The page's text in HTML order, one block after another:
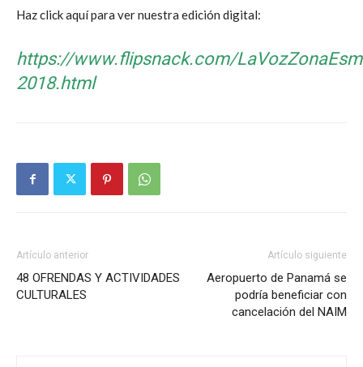
Haz click aquí para ver nuestra edición digital:
https://www.flipsnack.com/
2018.html
Artículo anterior
48 OFRENDAS Y ACTIVIDADES
CULTURALES
Artículo siguiente
Aeropuerto de Panamá se
podría beneficiar con
cancelación del NAIM